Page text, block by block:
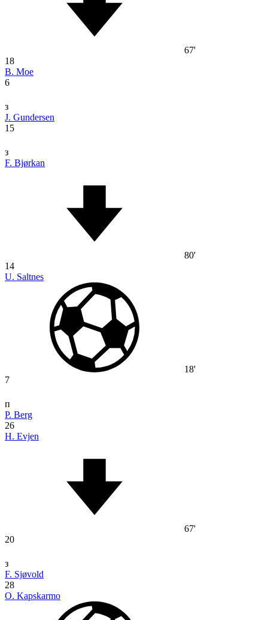
67'
18
B. Moe
6
з
J. Gundersen
15
з
F. Bjørkan
80'
14
U. Saltnes
18'
7
п
P. Berg
26
H. Evjen
67'
20
з
F. Sjøvold
28
O. Kapskarmo